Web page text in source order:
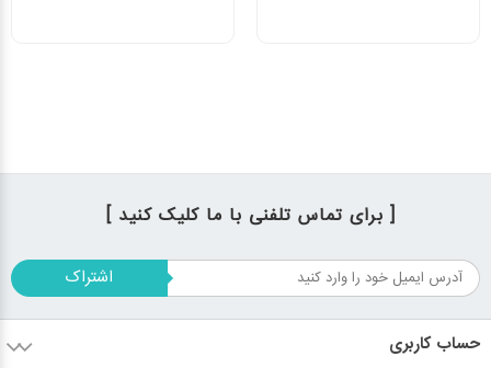
[ برای تماس تلفنی با ما کلیک کنید ]
اشتراک
حساب کاربری